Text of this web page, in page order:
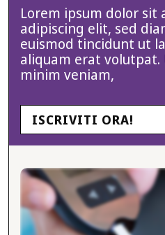
Lorem ipsum dolor sit
adipiscing elit, sed
euismod tincidunt ut
aliquam erat volutpat.
minim veniam,
ISCRIVITI ORA!